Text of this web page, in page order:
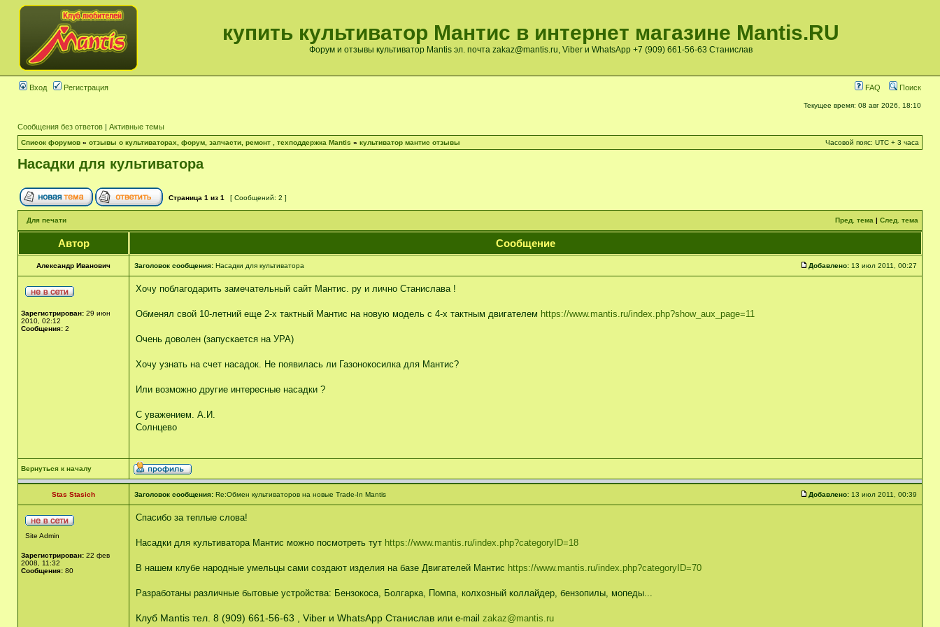
купить культиватор Мантис в интернет магазине Mantis.RU
Форум и отзывы культиватор Mantis эл. почта zakaz@mantis.ru, Viber и WhatsApp +7 (909) 661-56-63 Станислав
Вход Регистрация FAQ Поиск
Текущее время: 08 авг 2026, 18:10
Сообщения без ответов | Активные темы
Список форумов » отзывы о культиваторах, форум, запчасти, ремонт , техподдержка Mantis » культиватор мантис отзывы Часовой пояс: UTC + 3 часа
Насадки для культиватора
Страница 1 из 1 [ Сообщений: 2 ]
Для печати Пред. тема | След. тема
Автор Сообщение
Александр Иванович Заголовок сообщения: Насадки для культиватора Добавлено: 13 июл 2011, 00:27
Зарегистрирован: 29 июн
2010, 02:12
Сообщения: 2
Хочу поблагодарить замечательный сайт Мантис. ру и лично Станислава !
Обменял свой 10-летний еще 2-х тактный Мантис на новую модель с 4-х тактным двигателем https://www.mantis.ru/index.php?show_aux_page=11
Очень доволен (запускается на УРА)
Хочу узнать на счет насадок. Не появилась ли Газонокосилка для Мантис?
Или возможно другие интересные насадки ?
С уважением. А.И.
Солнцево
Вернуться к началу
Stas Stasich Заголовок сообщения: Re:Обмен культиваторов на новые Trade-In Mantis Добавлено: 13 июл 2011, 00:39
Site Admin
Зарегистрирован: 22 фев
2008, 11:32
Сообщения: 80
Спасибо за теплые слова!
Насадки для культиватора Мантис можно посмотреть тут https://www.mantis.ru/index.php?categoryID=18
В нашем клубе народные умельцы сами создают изделия на базе Двигателей Мантис https://www.mantis.ru/index.php?categoryID=70
Разработаны различные бытовые устройства: Бензокоса, Болгарка, Помпа, колхозный коллайдер, бензопилы, мопеды...
Клуб Mantis тел. 8 (909) 661-56-63 , Viber и WhatsApp Станислав или e-mail zakaz@mantis.ru